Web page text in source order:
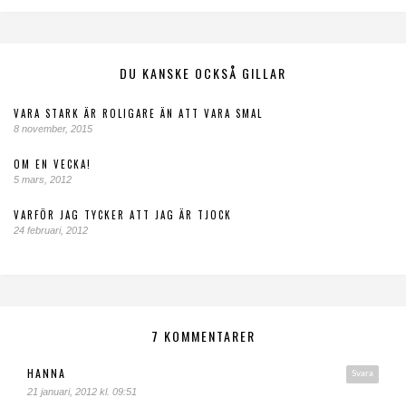
DU KANSKE OCKSÅ GILLAR
VARA STARK ÄR ROLIGARE ÄN ATT VARA SMAL
8 november, 2015
OM EN VECKA!
5 mars, 2012
VARFÖR JAG TYCKER ATT JAG ÄR TJOCK
24 februari, 2012
7 KOMMENTARER
Svara
HANNA
21 januari, 2012 kl. 09:51